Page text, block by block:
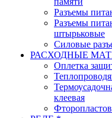
Разъемы
Разъемы
штырьковые
Силовые
РАСХОДНЫЕ
Оплетка
клеевая